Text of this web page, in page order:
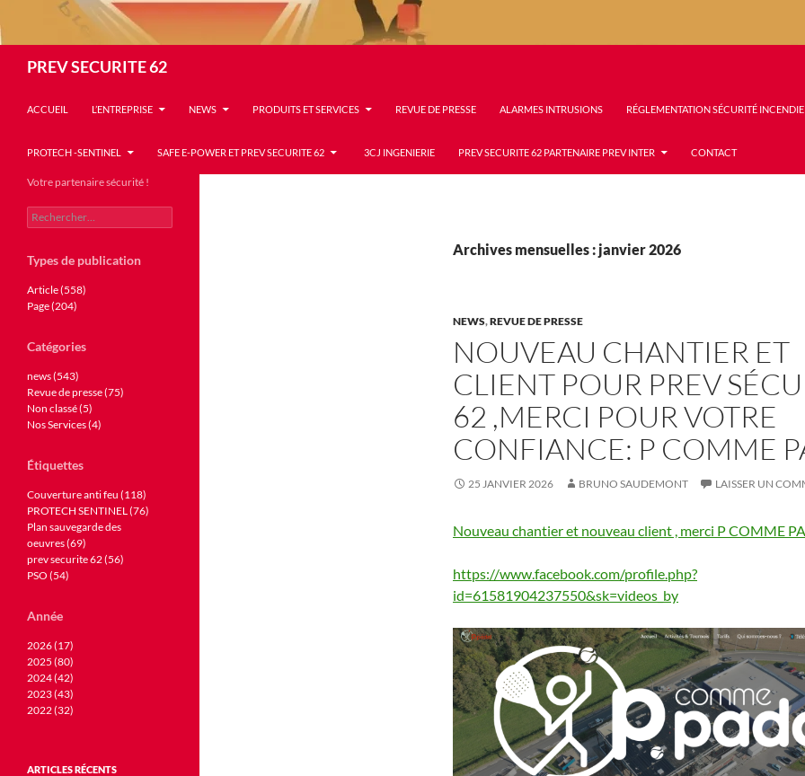
PREV SECURITE 62
ACCUEIL L’ENTREPRISE NEWS PRODUITS ET SERVICES REVUE DE PRESSE ALARMES INTRUSIONS RÉGLEMENTATION SÉCURITÉ INCENDIE
PROTECH -SENTINEL SAFE E-POWER ET PREV SECURITE 62 3CJ INGENIERIE PREV SECURITE 62 PARTENAIRE PREV INTER CONTACT
Archives mensuelles : janvier 2026
NEWS,REVUE DE PRESSE
NOUVEAU CHANTIER ET
CLIENT POUR PREV
62 ,MERCI POUR VOTRE
CONFIANCE: P COMME
25 JANVIER 2026 BRUNO SAUDEMONT LAISSER UN
Nouveau chantier et nouveau client , merci P COMME
https://www.facebook.com/profile.php?
id=61581904237550&sk=videos_by
Votre partenaire sécurité !
Rechercher :
Types de publication
Article (558)
Page (204)
Catégories
news (543)
Revue de presse (75)
Non classé (5)
Nos Services (4)
Étiquettes
Couverture anti feu (118)
PROTECH SENTINEL (76)
Plan sauvegarde des
oeuvres (69)
prev securite 62 (56)
PSO (54)
Année
2026 (17)
2025 (80)
2024 (42)
2023 (43)
2022 (32)
ARTICLES RÉCENTS